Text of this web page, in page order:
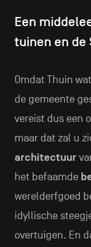
Een
tuinen en de
Omdat Thuin
de gemeente
vereist dus een
maar dat zal u
architectuur
het befaamde
werelderfgoed
idyllische
overtuigen. En